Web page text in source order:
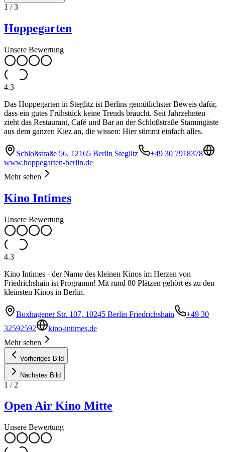
1 /3
Hoppegarten
Unsere Bewertung
4.3
Das Hoppegarten in Steglitz ist Berlins gemütlichster Beweis dafür,
dass ein gutes Frühstück keine Trends braucht. Seit Jahrzehnten
zieht das Restaurant, Café und Bar an der Schloßstraße Stammgäste
aus dem ganzen Kiez an, die wissen: Hier stimmt einfach alles.
Schloßstraße 56, 12165 Berlin Steglitz
+49 30 7918378
www.hoppegarten-berlin.de
Mehr sehen
Kino Intimes
Unsere Bewertung
4.3
Kino Intimes - der Name des kleinen Kinos im Herzen von
Friedrichshain ist Programm! Mit rund 80 Plätzen gehört es zu den
kleinsten Kinos in Berlin.
Boxhagener Str. 107, 10245 Berlin Friedrichshain
+49 30
32592592
kino-intimes.de
Mehr sehen
Vorheriges Bild
Nächstes Bild
1 / 2
Open Air Kino Mitte
Unsere Bewertung